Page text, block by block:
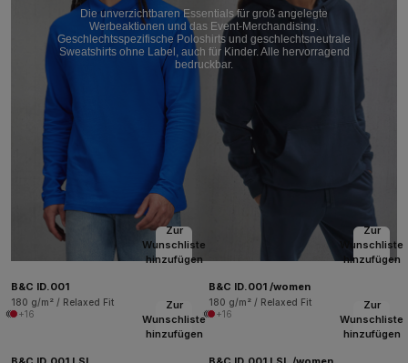
Die unverzichtbaren Essentials für groß angelegte
Werbeaktionen und das Event-Merchandising.
Geschlechtsspezifische Poloshirts und geschlechtsneutrale
Sweatshirts ohne Label, auch für Kinder. Alle hervorragend
bedruckbar.
Zur
Wunschliste
hinzufügen
B&C ID.001
180 g/m² / Relaxed Fit
+16
Zur
Wunschliste
hinzufügen
B&C ID.001 /women
180 g/m² / Relaxed Fit
+16
Zur
Wunschliste
hinzufügen
Zur
Wunschliste
hinzufügen